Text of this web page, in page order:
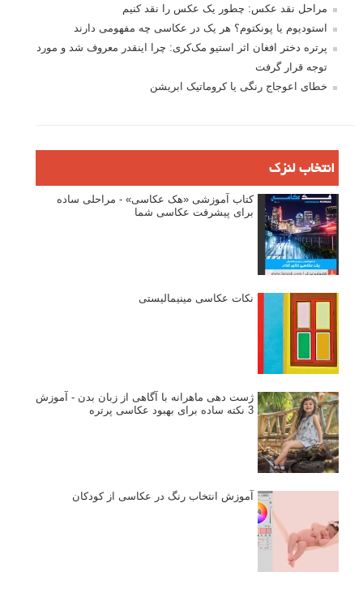
مراحل نقد عکس: چطور یک عکس را نقد کنیم
استودیوم یا پونکتوم؟ هر یک در عکاسی چه مفهومی دارند
پرتره دختر افغان اثر استیو مک‌کری: چرا اینقدر معروف شد و مورد
توجه قرار گرفت
خطای اعوجاج رنگی یا کروماتیک ابریشن
انتخاب لنزک
کتاب آموزشی «هک عکاسی» - مراحلی ساده
برای پیشرفت عکاسی شما
نکات عکاسی مینیمالیستی
ژست دهی ماهرانه با آگاهی از زبان بدن - آموزش
3 نکته ساده برای بهبود عکاسی پرتره
آموزش انتخاب رنگ در عکاسی از کودکان